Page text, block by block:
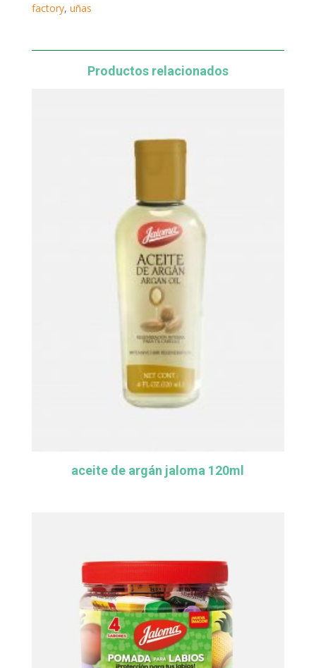
factory, uñas
Productos relacionados
aceite de argán jaloma 120ml